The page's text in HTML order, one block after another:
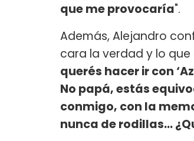
que me provocaría".
Además, Alejandro
cara la verdad y lo que
querés hacer ir con
No papá, estás
conmigo, con la
nunca de rodillas...